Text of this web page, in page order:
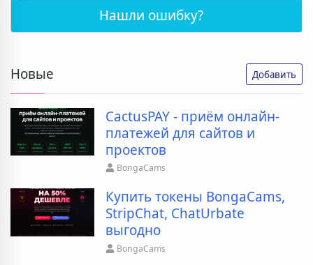
Нашли ошибку?
Новые Добавить
CactusPAY - приём онлайн-
платежей для сайтов и
проектов
BongaCams
Купить токены BongaCams,
StripChat, ChatUrbate
выгодно
BongaCams